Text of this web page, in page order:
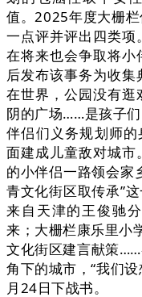
值。2025年度大栅
一点评并评出四类项
在将来也会争取将
后发布该事务为收
在世界，公园没有逛
阴的广场……是孩子
伴侣们义务规划师
面建成儿童敌对城
的小伴侣一路领会家
青文化街区取传承”
来自天津的王俊驰
来；大栅栏康乐里小
文化街区建言献策
角下的城市，“我们
月24日下战书。